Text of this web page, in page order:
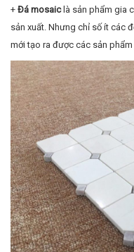
+ Đá mosaiclà sản phẩm gia
sản xuất. Nhưng chỉ số ít các
mới tạo ra được các sản